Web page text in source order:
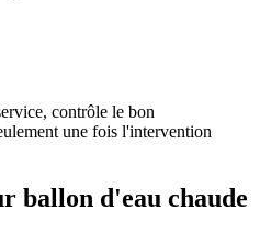
contrôle le bon
une fois l'intervention
ballon d'eau chaude